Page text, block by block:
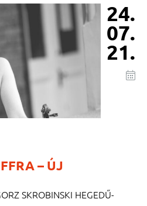
24.
07.
21.
– ÚJ
SKROBINSKI HEGEDŰ-